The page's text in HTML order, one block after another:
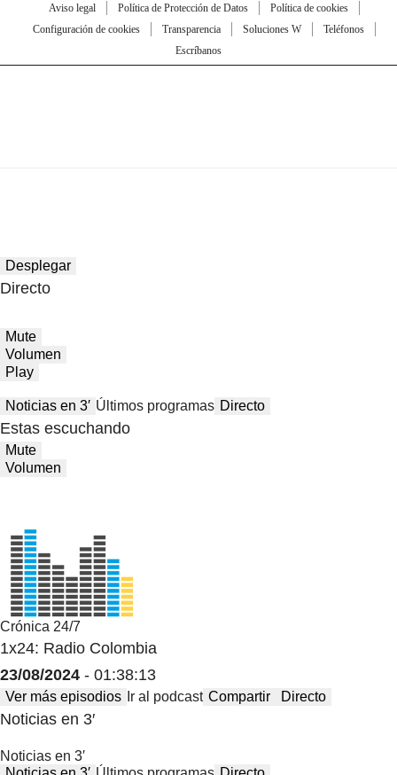
Aviso legal Política de Protección de Datos
Política de cookies
Configuración de cookies
Transparencia Soluciones W
Teléfonos
Escríbanos
Desplegar
Directo
Mute
Volumen
Play
Noticias en 3′ Últimos programas Directo
Estas escuchando
Mute
Volumen
Crónica 24/7
1x24: Radio Colombia
23/08/2024 - 01:38:13
Ver más episodios Ir al podcast Compartir Directo
Noticias en 3′
Noticias en 3′